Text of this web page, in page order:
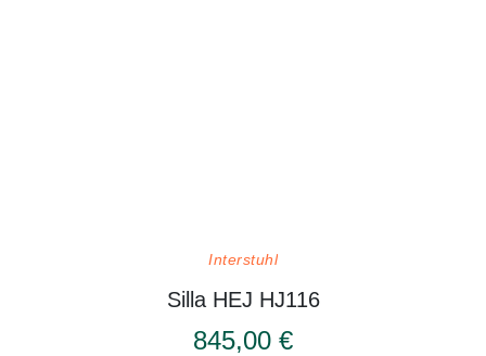
Interstuhl
Silla HEJ HJ116
845,00 €